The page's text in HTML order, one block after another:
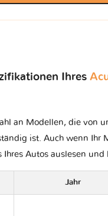
Ihres
an Modellen, die von
ist. Auch wenn Ihr
Ihres Autos auslesen
Jahr